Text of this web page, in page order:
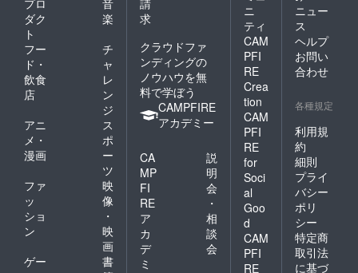
プロ
ダク
ト
音
楽
フー
ド・
飲食
店
チ
ャ
レ
ン
ジ
アニ
メ・
漫画
ス
ポ
ー
ツ
ファ
ッ
ショ
ン
映
像
・
映
画
ゲー
書
請
求
クラウドファ
ンディングの
ノウハウを無
料で学ぼう
CAMPFIRE
アカデミー
CA
MP
FI
RE
ア
カ
デ
ミ
説
明
会
・
相
談
会
ニ
ティ
CAM
PFI
RE
Crea
tion
CAM
PFI
RE
for
Soci
al
Goo
d
CAM
PFI
RE
ニュー
ス
ヘルプ
お問い
合わせ
各種規定
利用規
約
細則
プライ
バシー
ポリ
シー
特定商
取引法
に基づ